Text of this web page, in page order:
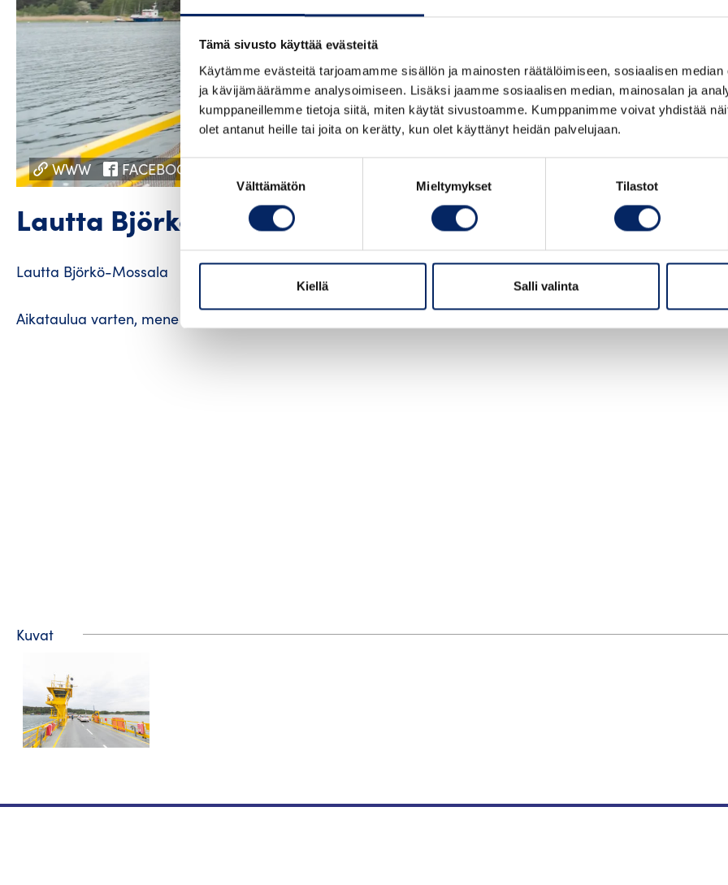
Tämä sivusto käyttää evästeitä
Käytämme evästeitä tarjoamamme sisällön ja mainosten räätälöimiseen, sosiaalisen
ja kävijämäärämme analysoimiseen. Lisäksi jaamme sosiaalisen median, mainosalan ja
kumppaneillemme tietoja siitä, miten käytät sivustoamme. Kumppanimme voivat yhdistää
olet antanut heille tai joita on kerätty, kun olet käyttänyt heidän palvelujaan.
Suostumuksen
valinta
Välttämätön Mieltymykset Tilastot
Kiellä Salli valinta
WWW FACEBOOK
Lautta Björkö-Mossala
Lautta Björkö-Mossala
Aikataulua varten, mene osoitteeseen
Kuvat